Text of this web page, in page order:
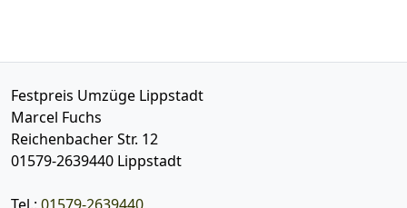
Festpreis Umzüge Lippstadt
Marcel Fuchs
Reichenbacher Str. 12
01579-2639440 Lippstadt